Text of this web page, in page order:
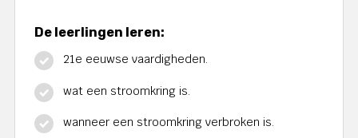
De leerlingen leren:
21e eeuwse vaardigheden.
wat een stroomkring is.
wanneer een stroomkring verbroken is.